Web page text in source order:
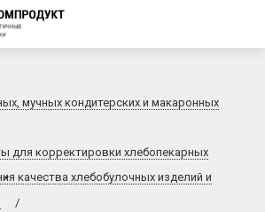
мучных кондитерских и макаронных
для корректировки хлебопекарных
качества хлебобулочных изделий и